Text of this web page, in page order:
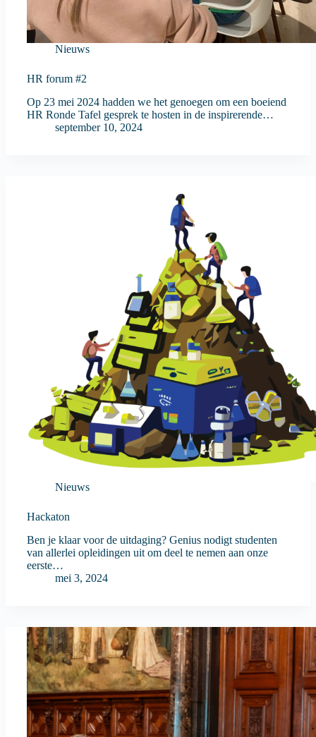
Nieuws
HR forum #2
Op 23 mei 2024 hadden we het genoegen om een boeiend
HR Ronde Tafel gesprek te hosten in de inspirerende…
september 10, 2024
Nieuws
Hackaton
Ben je klaar voor de uitdaging? Genius nodigt studenten
van allerlei opleidingen uit om deel te nemen aan onze
eerste…
mei 3, 2024